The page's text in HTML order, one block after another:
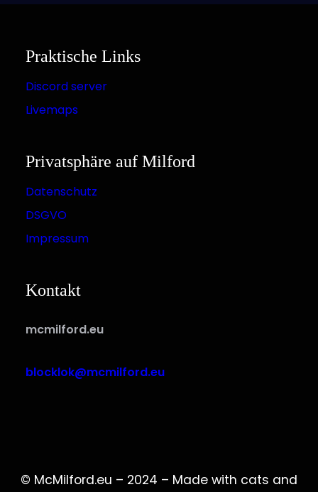
Praktische Links
Discord server
Livemaps
Privatsphäre auf Milford
Datenschutz
DSGVO
Impressum
Kontakt
mcmilford.eu
blocklok@mcmilford.eu
© McMilford.eu – 2024 – Made with cats and